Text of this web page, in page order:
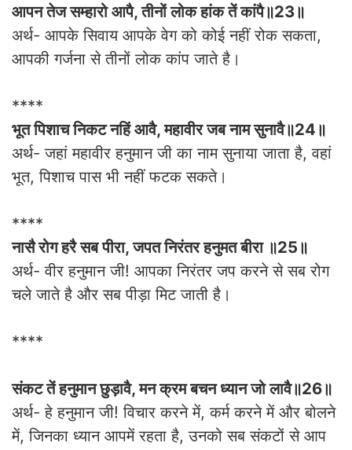
आपन तेज सम्हारो आपै, तीनों लोक हांक तें कांपै॥23॥
अर्थ- आपके सिवाय आपके वेग को कोई नहीं रोक सकता,
आपकी गर्जना से तीनों लोक कांप जाते है।
****
भूत पिशाच निकट नहिं आवै, महावीर जब नाम सुनावै॥24॥
अर्थ- जहां महावीर हनुमान जी का नाम सुनाया जाता है, वहां
भूत, पिशाच पास भी नहीं फटक सकते।
****
नासै रोग हरै सब पीरा, जपत निरंतर हनुमत बीरा ॥25॥
अर्थ- वीर हनुमान जी! आपका निरंतर जप करने से सब रोग
चले जाते है और सब पीड़ा मिट जाती है।
****
संकट तें हनुमान छुड़ावै, मन क्रम बचन ध्यान जो लावै॥26॥
अर्थ- हे हनुमान जी! विचार करने में, कर्म करने में और बोलने
में, जिनका ध्यान आपमें रहता है, उनको सब संकटों से आप